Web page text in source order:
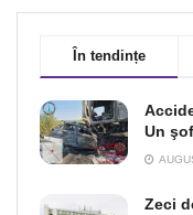
În tendințe
Un
Zeci